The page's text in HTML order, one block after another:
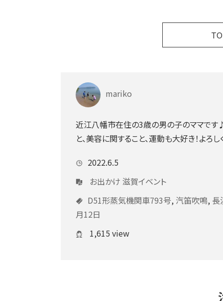
mariko
近江八幡市在住の3歳の男の子のママで
と、美容に関すること、運動も大好き！よろ
2022.6.5
お出かけ 滋賀イベント
D51形蒸気機関車793号, 汽笛吹鳴, 長
月12日
1,615 view